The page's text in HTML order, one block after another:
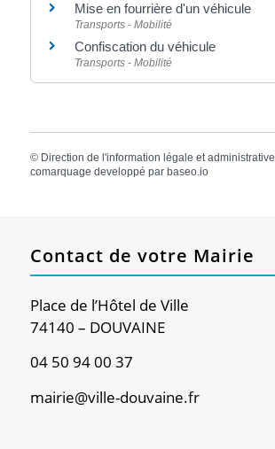
Mise en fourrière d'un véhicule
Transports - Mobilité
Confiscation du véhicule
Transports - Mobilité
© Direction de l'information légale et administrative
comarquage developpé par baseo.io
Contact de votre Mairie
Place de l’Hôtel de Ville
74140 – DOUVAINE
04 50 94 00 37
mairie@ville-douvaine.fr